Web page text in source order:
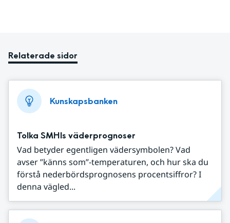
Relaterade sidor
Kunskapsbanken
Tolka SMHIs väderprognoser
Vad betyder egentligen vädersymbolen? Vad
avser ”känns som”-temperaturen, och hur ska du
förstå nederbördsprognosens procentsiffror? I
denna vägled...